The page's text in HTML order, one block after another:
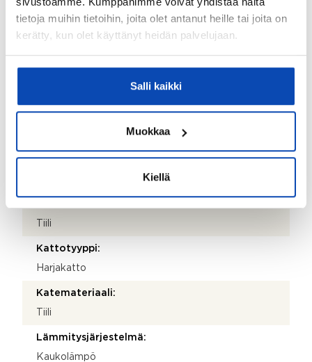
tietoja muihin tietoihin, joita olet antanut heille tai joita on
kerätty, kun olet käyttänyt heidän palvelujaan.
Salli kaikki
Muokkaa
Kiellä
Puhelinnumero:
Isännöitsijäntodistuksen päivämäärä:
Valmistumisvuosi:
Käyttöönottovuosi:
Tiili
Kattotyyppi:
Harjakatto
Katemateriaali:
Tiili
Lämmitysjärjestelmä:
Kaukolämpö